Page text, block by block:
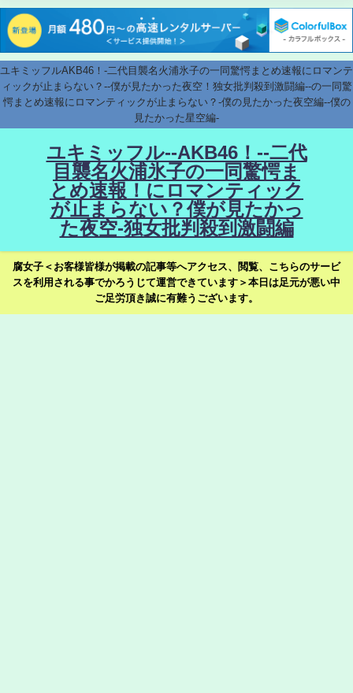
ユキミッフルAKB46！-二代目襲名火浦氷子の一同驚愕まとめ速報にロマンテ
ィックが止まらない？--僕が見たかった夜空！独女批判殺到激闘編--の一同驚
愕まとめ速報にロマンティックが止まらない？-僕の見たかった夜空編--僕の
見たかった星空編-
ユキミッフル--AKB46！--二代
目襲名火浦氷子の一同驚愕ま
とめ速報！にロマンティック
が止まらない？僕が見たかっ
た夜空-独女批判殺到激闘編
腐女子＜お客様皆様が掲載の記事等へアクセス、閲覧、こちらのサービ
スを利用される事でかろうじて運営できています＞本日は足元が悪い中
ご足労頂き誠に有難うございます。